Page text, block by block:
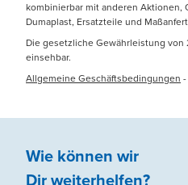
kombinierbar mit anderen Aktionen,
Dumaplast, Ersatzteile und
Die gesetzliche Gewährleistung
einsehbar.
Allgemeine Geschäftsbedingungen -
Wie können wir
Dir weiterhelfen?